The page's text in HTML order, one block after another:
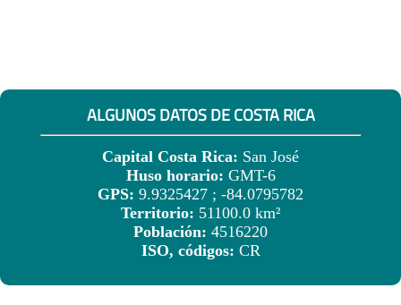
ALGUNOS DATOS DE COSTA RICA
Capital Costa Rica: San José
Huso horario: GMT-6
GPS: 9.9325427 ; -84.0795782
Territorio: 51100.0 km²
Población: 4516220
ISO, códigos: CR